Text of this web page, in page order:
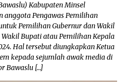
Kabupaten Minsel
Pengawas Pemilihan
Pemilihan Gubernur dan Wakil
Bupati atau Pemilihan Kepala
Hal tersebut diungkapkan Ketua
kepada sejumlah awak media di
Bawaslu […]